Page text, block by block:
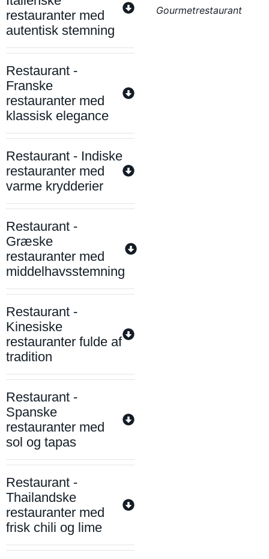
restauranter med
autentisk stemning
Restaurant -
Franske
restauranter med
klassisk elegance
Restaurant - Indiske
restauranter med
varme krydderier
Restaurant -
Græske
restauranter med
middelhavsstemning
Restaurant -
Kinesiske
restauranter fulde af
tradition
Restaurant -
Spanske
restauranter med
sol og tapas
Restaurant -
Thailandske
restauranter med
frisk chili og lime
Gourmetrestaurant